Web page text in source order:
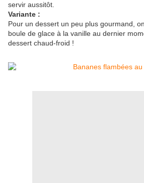
servir aussitôt.
Variante :
Pour un dessert un peu plus gourmand,
boule de glace à la vanille au dernier
dessert chaud-froid !